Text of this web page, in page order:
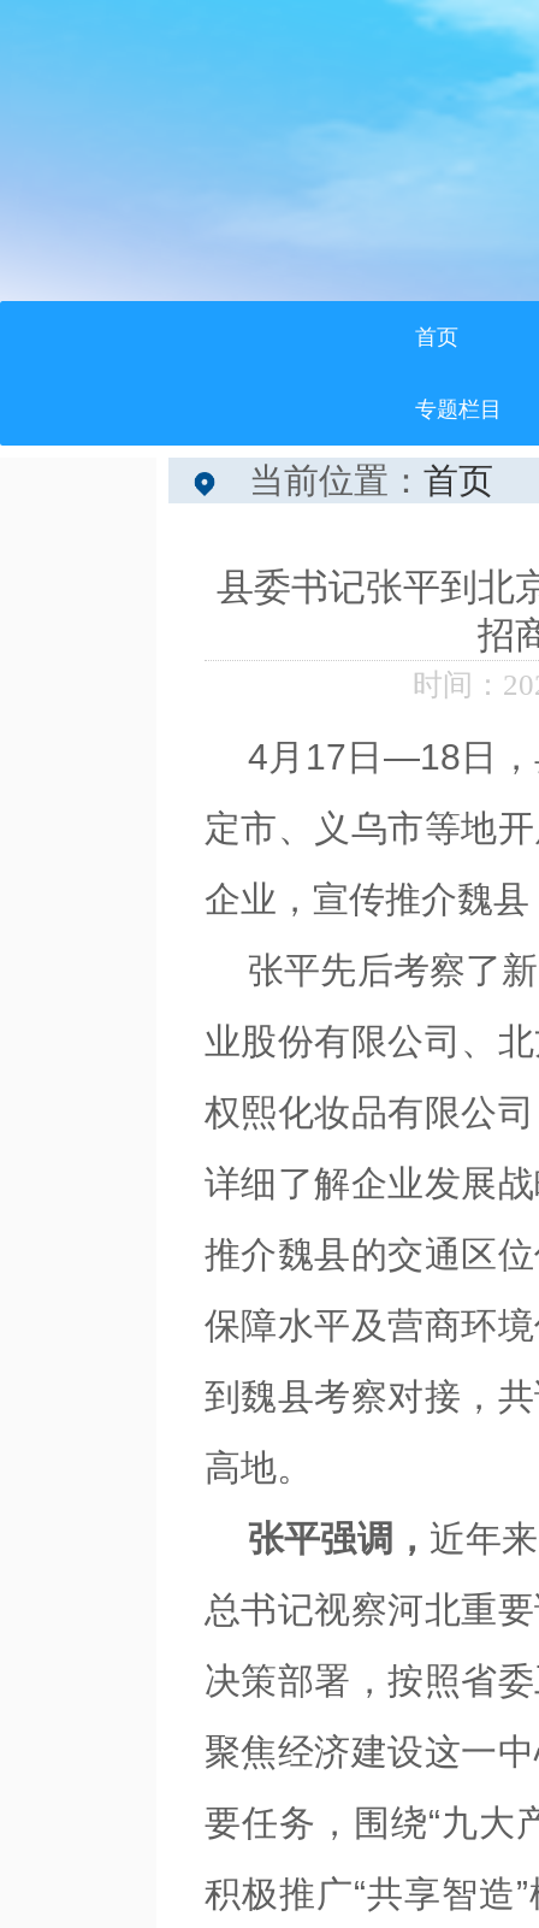
首页
专题栏目
当前位置： 首页
县委书记张平到北
招
时间：
4月17日—18日，
定市、义乌市等地
企业，宣传推介魏
张平先后考察了
业股份有限公司、
权熙化妆品有限公
详细了解企业发展
推介魏县的交通 区
保障水平及营商环
到魏县考察对接，
高地。
张平强调， 近年
总书记视察河北重
决策部署，按照省
聚焦经济建设这一
要任务，围绕“九大
积极推广“共享智造